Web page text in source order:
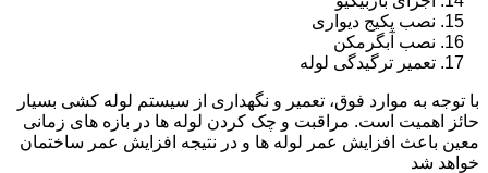
نصب پکیج دیواری
نصب آبگرمکن
تعمیر ترگیدگی لوله
با توجه به موارد فوق، تعمیر و نگهداری از سیستم لوله کشی بسیار
حائز اهمیت است. مراقبت و چک کردن لوله ها در بازه های زمانی
معین باعث افزایش عمر لوله ها و در نتیجه افزایش عمر ساختمان
خواهد شد